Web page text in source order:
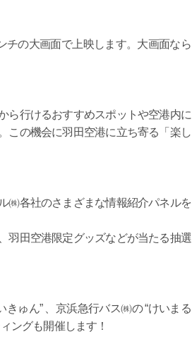
チの大画面で上映します。大画面なら
ら行けるおすすめスポットや空港内に
この機会に羽田空港に立ち寄る「楽し
㈱各社のさまざまな情報紹介パネルを
羽田空港限定グッズなどが当たる抽選
ゅん” 、京浜急行バス㈱の “けいまる
ングも開催します！